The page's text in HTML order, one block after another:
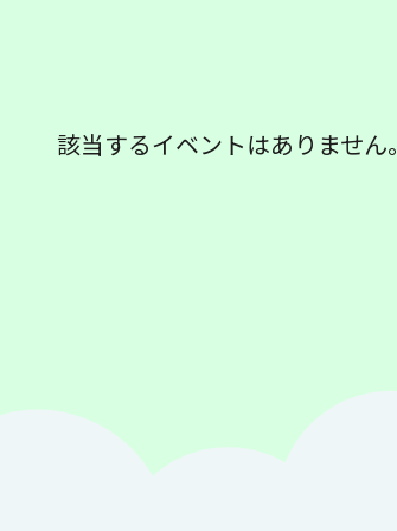
該当するイベントはありません。